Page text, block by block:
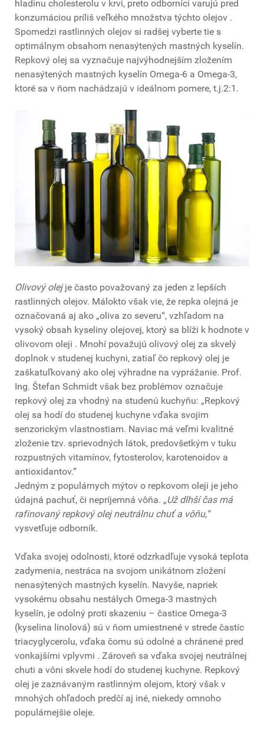
hladinu cholesterolu v krvi, preto odborníci varujú pred
konzumáciou príliš veľkého množstva týchto olejov .
Spomedzi rastlinných olejov si radšej vyberte tie s
optimálnym obsahom nenasýtených mastných kyselín.
Repkový olej sa vyznačuje najvýhodnejším zložením
nenasýtených mastných kyselín Omega-6 a Omega-3,
ktoré sa v ňom nachádzajú v ideálnom pomere, t.j.2:1.
Olivový olejje často považovaný za jeden z lepších
rastlinných olejov. Málokto však vie, že repka olejná je
označovaná aj ako „oliva zo severu“, vzhľadom na
vysoký obsah kyseliny olejovej, ktorý sa blíži k hodnote v
olivovom oleji . Mnohí považujú olivový olej za skvelý
doplnok v studenej kuchyni, zatiaľ čo repkový olej je
zaškatuľkovaný ako olej výhradne na vyprážanie. Prof.
Ing. Štefan Schmidt však bez problémov označuje
repkový olej za vhodný na studenú kuchyňu: „Repkový
olej sa hodí do studenej kuchyne vďaka svojim
senzorickým vlastnostiam. Naviac má veľmi kvalitné
zloženie tzv. sprievodných látok, predovšetkým v tuku
rozpustných vitamínov, fytosterolov, karotenoidov a
antioxidantov.“
Jedným z populárnych mýtov o repkovom oleji je jeho
údajná pachuť, či nepríjemná vôňa. „Už dlhší čas má
rafinovaný repkový olej neutrálnu chuť a vôňu,“
vysvetľuje odborník.
Vďaka svojej odolnosti, ktoré odzrkadľuje vysoká teplota
zadymenia, nestráca na svojom unikátnom zložení
nenasýtených mastných kyselín. Navyše, napriek
vysokému obsahu nestálych Omega-3 mastných
kyselín, je odolný proti skazeniu – častice Omega-3
(kyselina linolová) sú v ňom umiestnené v strede častíc
triacyglycerolu, vďaka čomu sú odolné a chránené pred
vonkajšími vplyvmi . Zároveň sa vďaka svojej neutrálnej
chuti a vôni skvele hodí do studenej kuchyne. Repkový
olej je zaznávaným rastlinným olejom, ktorý však v
mnohých ohľadoch predčí aj iné, niekedy omnoho
populárnejšie oleje.